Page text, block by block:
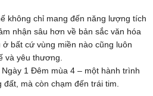
không chỉ mang đến năng lượng tích
nhận sâu hơn về bản sắc văn hóa
bất cứ vùng miền nào cũng luôn
và yêu thương.
1 Đêm mùa 4 – một hành trình
mà còn chạm đến trái tim.